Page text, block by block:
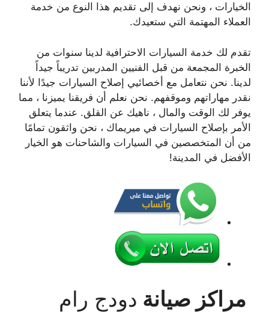
الخيارات ، ونحن نهدف إلى تقديم هذا النوع من خدمة
العملاء المهتمة التي ستعيدك.
تقدم لك خدمة السيارات الاحترافية لدينا سنوات من
الخبرة المجمعة من قبل الفنيين المدربين تدريباً جيداً
لدينا. نحن نتعامل مع أخصائيي إصلاح السيارات جيدًا لأننا
نقدر مهاراتهم وموقفهم. نحن نعلم أن فريقنا يميزنا ، مما
يوفر لك الوقت والمال ، ناهيك عن القلق. عندما يتعلق
الأمر بإصلاح السيارات في ميريماك ، نحن واثقون تمامًا
من أن المتخصصين في السيارات والشاحنات هو الخيار
الأفضل في المدينة!
مراكز صيانة دودج رام